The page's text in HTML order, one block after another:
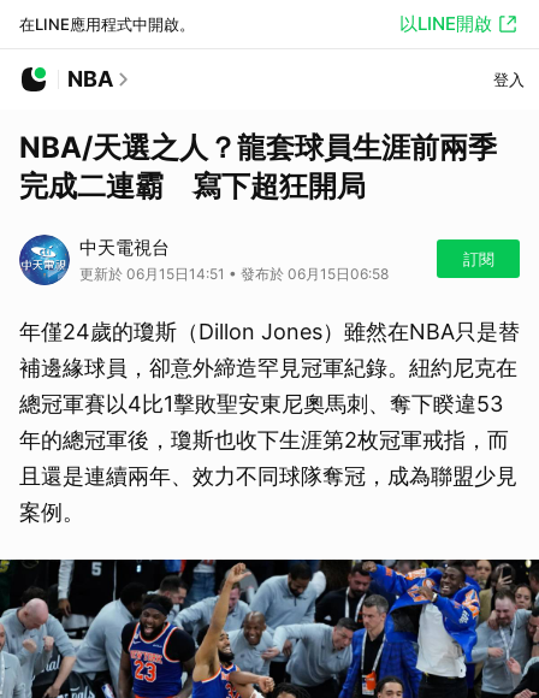
在LINE應用程式中開啟。 以LINE開啟
NBA 登入
NBA/天選之人？龍套球員生涯前兩季
完成二連霸 寫下超狂開局
中天電視台
更新於 06月15日14:51 • 發布於 06月15日06:58
訂閱
年僅24歲的瓊斯（Dillon Jones）雖然在NBA只是替
補邊緣球員，卻意外締造罕見冠軍紀錄。紐約尼克在
總冠軍賽以4比1擊敗聖安東尼奧馬刺、奪下睽違53
年的總冠軍後，瓊斯也收下生涯第2枚冠軍戒指，而
且還是連續兩年、效力不同球隊奪冠，成為聯盟少見
案例。